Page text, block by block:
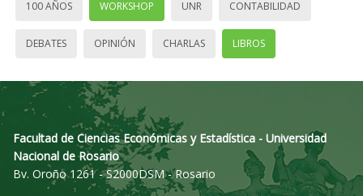
100 AÑOS WORKSHOP UNR CONTABILIDAD
DEBATES OPINIÓN CHARLAS LIBROS
Facultad de Ciencias Económicas y Estadística - Universidad
Nacional de Rosario
Bv. Oroño 1261 - S2000DSM - Rosario